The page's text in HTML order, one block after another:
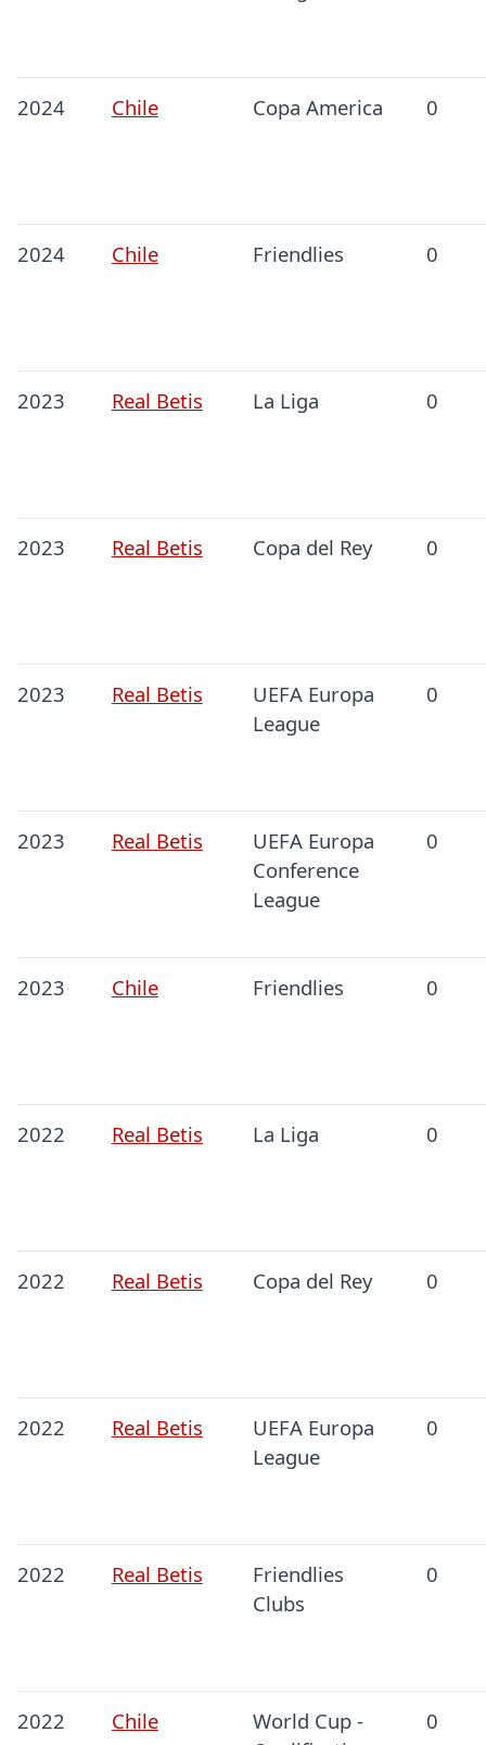
2024 Chile Copa America 0
2024 Chile Friendlies 0
2023 Real Betis La Liga 0
2023 Real Betis Copa del Rey 0
2023 Real Betis
UEFA Europa
League
0
2023 Real Betis
UEFA Europa
Conference
League
0
2023 Chile Friendlies 0
2022 Real Betis La Liga 0
2022 Real Betis Copa del Rey 0
2022 Real Betis
UEFA Europa
League
0
2022 Real Betis
Friendlies
Clubs
0
2022 Chile
World Cup -
0